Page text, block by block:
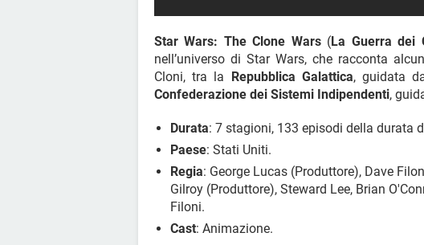
Star Wars: The Clone Wars(La Guerra dei
nell’universo di Star Wars, che racconta
Cloni, tra la Repubblica Galattica, guidata
Confederazione dei Sistemi Indipendenti,
Durata: 7 stagioni, 133 episodi della durata
Paese: Stati Uniti.
Regia: George Lucas (Produttore), Dave
Gilroy (Produttore), Steward Lee, Brian
Filoni.
Cast: Animazione.